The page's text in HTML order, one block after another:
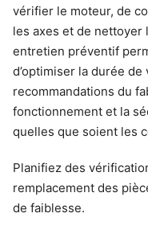
vérifier le moteur, de
les axes et de nettoyer
entretien préventif
d’optimiser la durée
recommandations du
fonctionnement et la
quelles que soient les
Planifiez des
remplacement des
de faiblesse.